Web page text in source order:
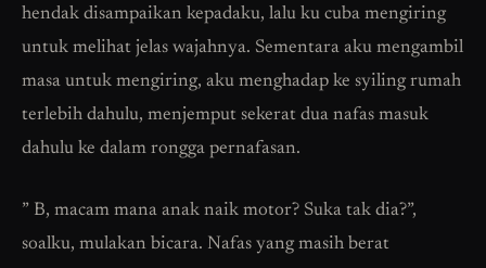
hendak disampaikan kepadaku, lalu ku cuba mengiring
untuk melihat jelas wajahnya. Sementara aku mengambil
masa untuk mengiring, aku menghadap ke syiling rumah
terlebih dahulu, menjemput sekerat dua nafas masuk
dahulu ke dalam rongga pernafasan.
” B, macam mana anak naik motor? Suka tak dia?”,
soalku, mulakan bicara. Nafas yang masih berat